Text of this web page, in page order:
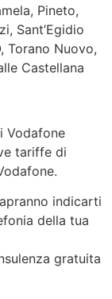
Pineto,
Sant’Egidio
Torano Nuovo,
Castellana
Vodafone
tariffe di
indicarti
della tua
gratuita